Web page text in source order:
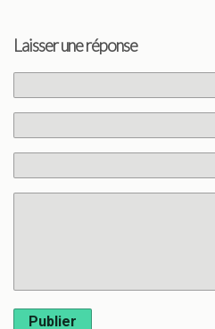
Laisser une réponse
Publier